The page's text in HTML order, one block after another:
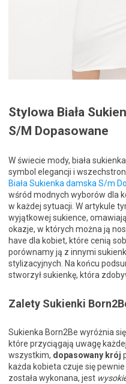
Stylowa Biała
S/M Dopasowane
W świecie mody, biała
symbol elegancji i
Biała Sukienka damska S/m
wśród modnych wyborów dla
w każdej sytuacji. W artykule
wyjątkowej sukience,
okazje, w których można ją
have dla kobiet, które cenią
porównamy ją z innymi
stylizacyjnych. Na końcu
stworzył sukienkę, która
Zalety Sukienki
Sukienka Born2Be wyróżnia
które przyciągają uwagę
wszystkim, dopasowany krój
każda kobieta czuje się
została wykonana, jest